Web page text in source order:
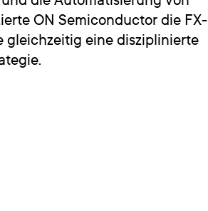
ON Semiconductor die FX-
gleichzeitig eine disziplinierte